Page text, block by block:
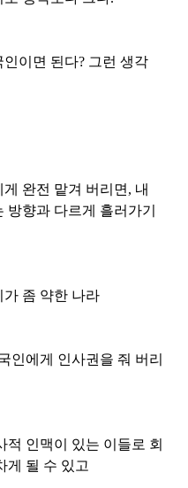
인이면 된다? 그런 생각
게 완전 맡겨 버리면, 내
방향과 다르게 흘러가기
가 좀 약한 나라
인에게 인사권을 줘 버리
적 인맥이 있는 이들로 회
게 될 수 있고